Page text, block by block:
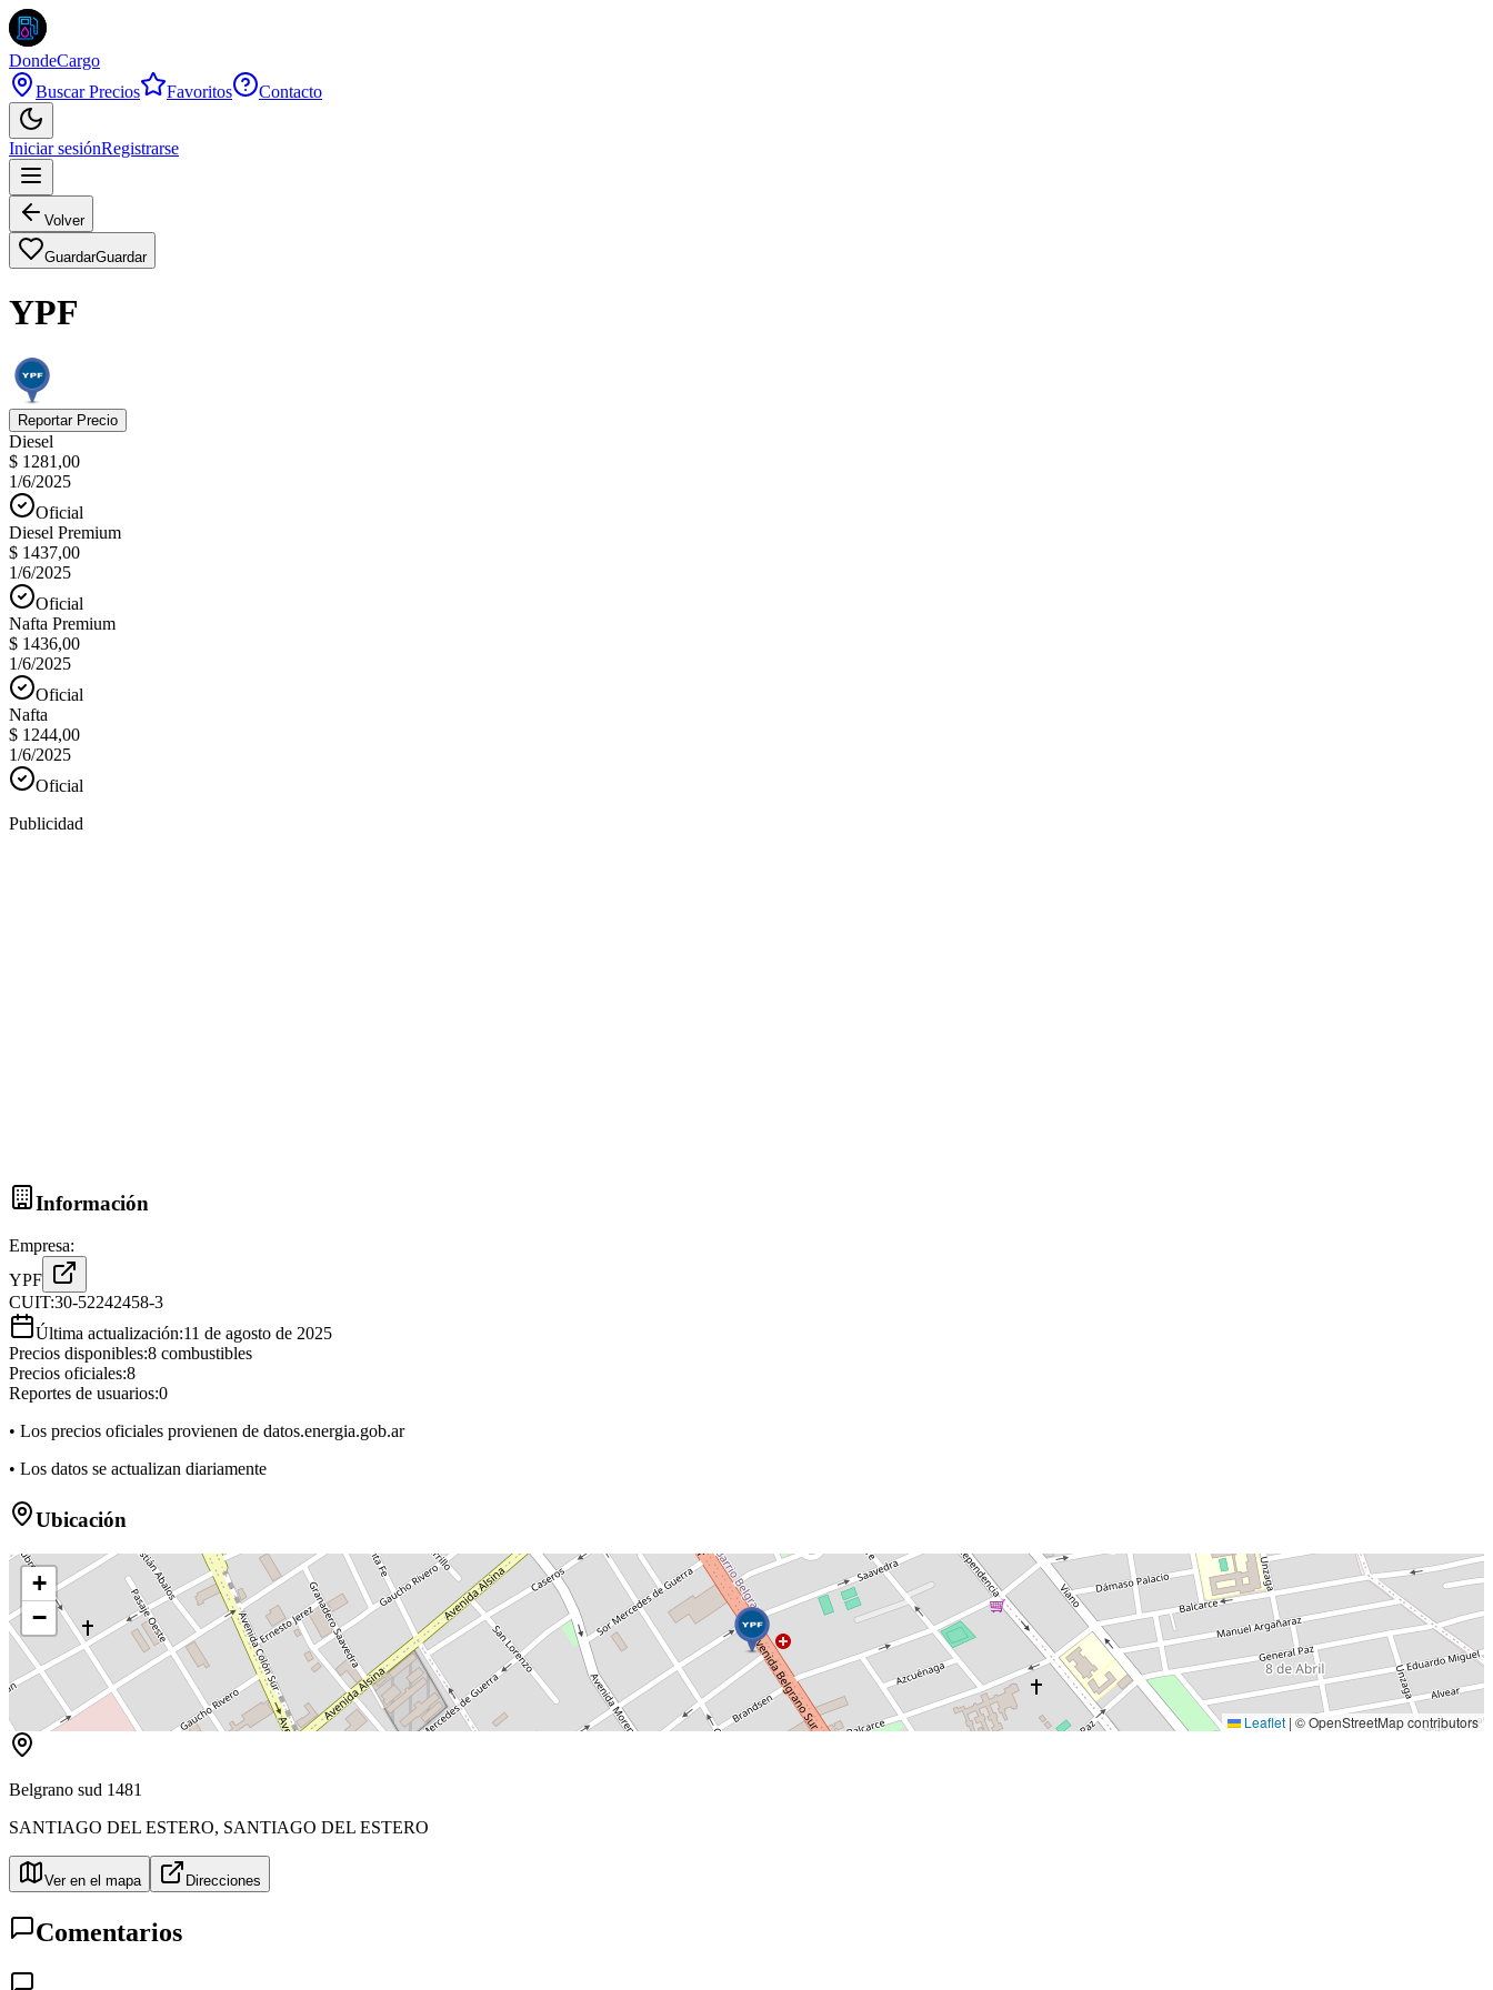
DondeCargo
Buscar Precios
Favoritos Contacto
Iniciar sesiónRegistrarse
Volver
GuardarGuardar
YPF
Reportar Precio
Diesel
$ 1281,00
1/6/2025
Oficial
Diesel Premium
$ 1437,00
1/6/2025
Oficial
Nafta Premium
$ 1436,00
1/6/2025
Oficial
Nafta
$ 1244,00
1/6/2025
Oficial
Publicidad
Información
Empresa:
YPF
CUIT:30-52242458-3
Última actualización:11 de agosto de 2025
Precios disponibles:8 combustibles
Precios oficiales:8
Reportes de usuarios:0
• Los precios oficiales provienen de datos.energia.gob.ar
• Los datos se actualizan diariamente
Ubicación
+
−
Leaflet | © OpenStreetMap contributors
Belgrano sud 1481
SANTIAGO DEL ESTERO, SANTIAGO DEL ESTERO
Ver en el mapa Direcciones
Comentarios